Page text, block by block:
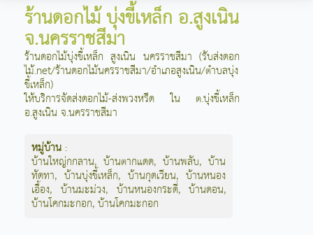
ร้านดอกไม้ บุ่งขี้เหล็ก อ.สูงเนิน
จ.นครราชสีมา
ร้านดอกไม้บุ่งขี้เหล็ก สูงเนิน นครราชสีมา (รับส่งดอก
ไม้.net/ร้านดอกไม้นครราชสีมา/อำเภอสูงเนิน/ตำบลบุ่ง
ขี้เหล็ก)
ให้บริการจัดส่งดอกไม้-ส่งพวงหรีด ใน ต.บุ่งขี้เหล็ก
อ.สูงเนิน จ.นครราชสีมา
หมู่บ้าน :
บ้านใหญ่กกลาน,บ้านตากแดด,บ้านพลับ,บ้าน
ทัดทา,บ้านบุ่งขี้เหล็ก,บ้านกุดเวียน,บ้านหนอง
เอื้อง, บ้านมะม่วง, บ้านหนองกระดี่,บ้านดอน,
บ้านโคกมะกอก,บ้านโคกมะกอก